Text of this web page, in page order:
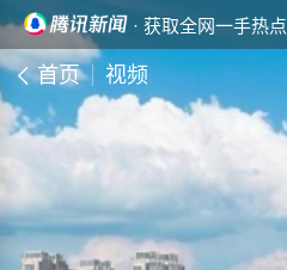
· 获取全网一手热点
首页 视频